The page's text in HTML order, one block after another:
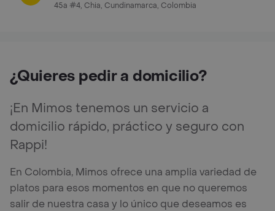
45a #4, Chia, Cundinamarca, Colombia
¿Quieres pedir a domicilio?
¡En Mimos tenemos un servicio a
domicilio rápido, práctico y seguro con
Rappi!
En Colombia, Mimos ofrece una amplia variedad de
platos para esos momentos en que no queremos
salir de nuestra casa y lo único que deseamos es